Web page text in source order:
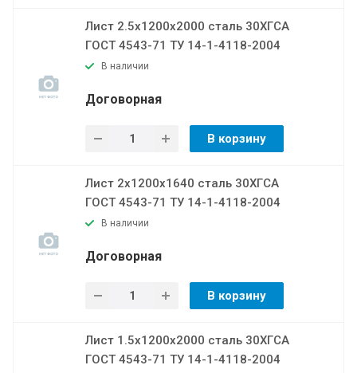
Лист 2.5х1200х2000 сталь 30ХГСА
ГОСТ 4543-71 ТУ 14-1-4118-2004
В наличии
Договорная
В корзину
Лист 2х1200х1640 сталь 30ХГСА
ГОСТ 4543-71 ТУ 14-1-4118-2004
В наличии
Договорная
В корзину
Лист 1.5х1200х2000 сталь 30ХГСА
ГОСТ 4543-71 ТУ 14-1-4118-2004